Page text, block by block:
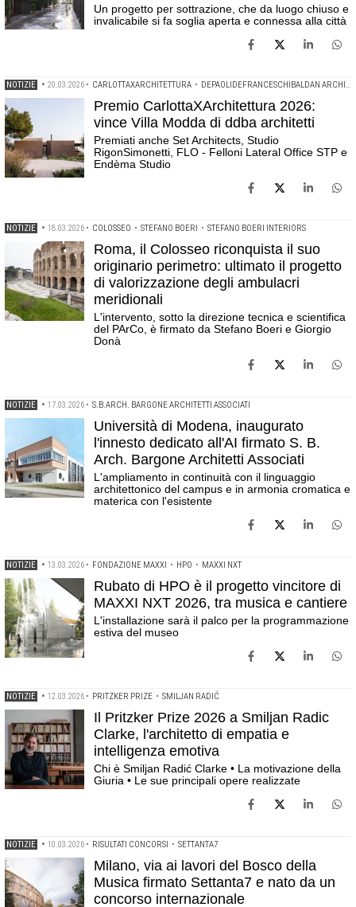
Un progetto per sottrazione, che da luogo chiuso e
invalicabile si fa soglia aperta e connessa alla città
NOTIZIE • 20.03.2026 • CARLOTTAXARCHITETTURA • DEPAOLIDEFRANCESCHIBALDAN ARCHITETTI
Premio CarlottaXArchitettura 2026:
vince Villa Modda di ddba architetti
Premiati anche Set Architects, Studio
RigonSimonetti, FLO - Felloni Lateral Office STP e
Endèma Studio
NOTIZIE • 18.03.2026 • COLOSSEO • STEFANO BOERI • STEFANO BOERI INTERIORS
Roma, il Colosseo riconquista il suo
originario perimetro: ultimato il progetto
di valorizzazione degli ambulacri
meridionali
L'intervento, sotto la direzione tecnica e scientifica
del PArCo, è firmato da Stefano Boeri e Giorgio
Donà
NOTIZIE • 17.03.2026 • S.B.ARCH. BARGONE ARCHITETTI ASSOCIATI
Università di Modena, inaugurato
l'innesto dedicato all'AI firmato S. B.
Arch. Bargone Architetti Associati
L'ampliamento in continuità con il linguaggio
architettonico del campus e in armonia cromatica e
materica con l'esistente
NOTIZIE • 13.03.2026 • FONDAZIONE MAXXI • HPO • MAXXI NXT
Rubato di HPO è il progetto vincitore di
MAXXI NXT 2026, tra musica e cantiere
L'installazione sarà il palco per la programmazione
estiva del museo
NOTIZIE • 12.03.2026 • PRITZKER PRIZE • SMILJAN RADIĆ
Il Pritzker Prize 2026 a Smiljan Radic
Clarke, l'architetto di empatia e
intelligenza emotiva
Chi è Smiljan Radić Clarke • La motivazione della
Giuria • Le sue principali opere realizzate
NOTIZIE • 10.03.2026 • RISULTATI CONCORSI • SETTANTA7
Milano, via ai lavori del Bosco della
Musica firmato Settanta7 e nato da un
concorso internazionale